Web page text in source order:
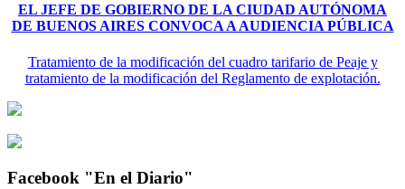
EL JEFE DE GOBIERNO DE LA CIUDAD AUTÓNOMA
DE BUENOS AIRES CONVOCA A AUDIENCIA PÚBLICA
Tratamiento de la modificación del cuadro tarifario de Peaje y
tratamiento de la modificación del Reglamento de explotación.
Facebook "En el Diario"